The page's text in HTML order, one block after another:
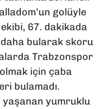
golüyle
67. dakikada
bularak skoru
Trabzonspor
için çaba
bulamadı.
yaşanan yumruklu